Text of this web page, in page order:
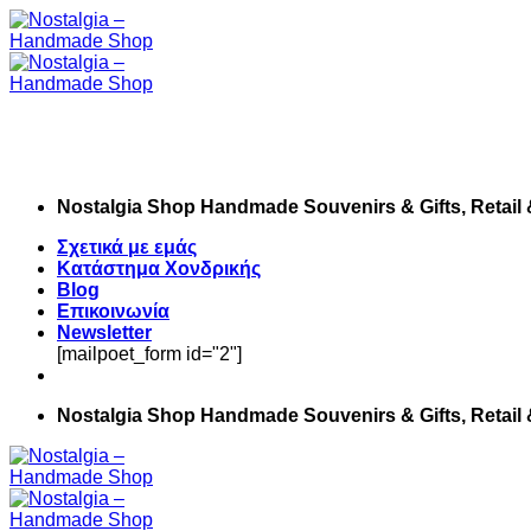
Skip
to
content
Nostalgia Shop Handmade Souvenirs & Gifts, Retail
Σχετικά με εμάς
Κατάστημα Χονδρικής
Blog
Επικοινωνία
Newsletter
[mailpoet_form id="2"]
Nostalgia Shop Handmade Souvenirs & Gifts, Retail